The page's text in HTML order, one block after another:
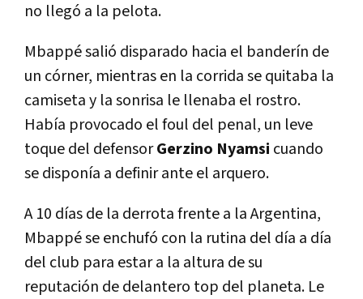
no llegó a la pelota.
Mbappé salió disparado hacia el banderín de
un córner, mientras en la corrida se quitaba la
camiseta y la sonrisa le llenaba el rostro.
Había provocado el foul del penal, un leve
toque del defensorGerzino Nyamsi cuando
se disponía a definir ante el arquero.
A 10 días de la derrota frente a la Argentina,
Mbappé se enchufó con la rutina del día a día
del club para estar a la altura de su
reputación de delantero top del planeta. Le